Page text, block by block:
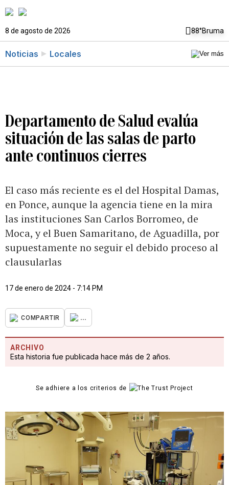
8 de agosto de 2026 88°Bruma
Noticias Locales
Departamento de Salud evalúa
situación de las salas de parto
ante continuos cierres
El caso más reciente es el del Hospital Damas,
en Ponce, aunque la agencia tiene en la mira
las instituciones San Carlos Borromeo, de
Moca, y el Buen Samaritano, de Aguadilla, por
supuestamente no seguir el debido proceso al
clausularlas
17 de enero de 2024 - 7:14 PM
COMPARTIR ...
ARCHIVO
Esta historia fue publicada hace más de 2 años.
Se adhiere a los criterios de